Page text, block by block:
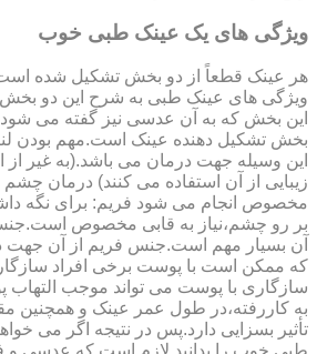
ویژگی های یک عینک طبی خوب
هر عینک قطعاً از دو بخش تشکیل شده
ویژگی های عینک طبی به شرح این دو بخش
این بخش که به آن عدسی نیز گفته می
بخش تشکیل دهنده عینک است.مهم بودن
این وسیله جهت درمان می باشد.(به غیر از
زیبایی از آن استفاده می کنند) درمان
مخصوص انجام می شود فریم: برای نگه
بر رو چشم،نیاز به قابی مخصوص
آن بسیار مهم است.جنس فریم از آن جهت
که ممکن است با پوست برخی افراد
سازگاری با پوست می تواند موجب التهاب
به کاررفته،در طول عمر عینک و همچنین
تأثیر بسزایی دارد.پس در نتیجه اگر می